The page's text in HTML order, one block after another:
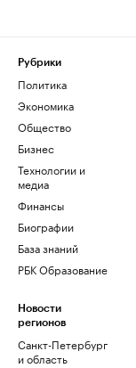
Рубрики
Политика
Экономика
Общество
Бизнес
Технологии и
медиа
Финансы
Биографии
База знаний
РБК Образование
Новости
регионов
Санкт-Петербург
и область